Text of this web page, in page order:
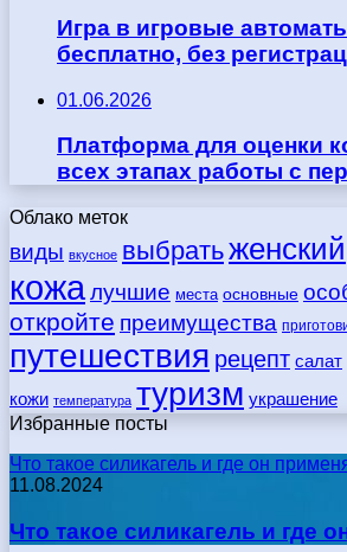
Игра в игровые
бесплатно, без
01.06.2026
Платформа для оценки
всех этапах работы с
Облако меток
виды вкусное выбратьженский
кожалучшие места основные
откройте преимущества
путешествия рецепт салат
кожи температура туризм украшение
Избранные посты
Что такое силикагель и где он
11.08.2024
Что такое силикагель и где